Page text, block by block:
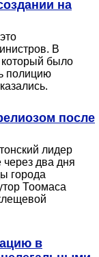
на
В
который было
полицию
после
лидер
через два дня
города
Тоомаса
в